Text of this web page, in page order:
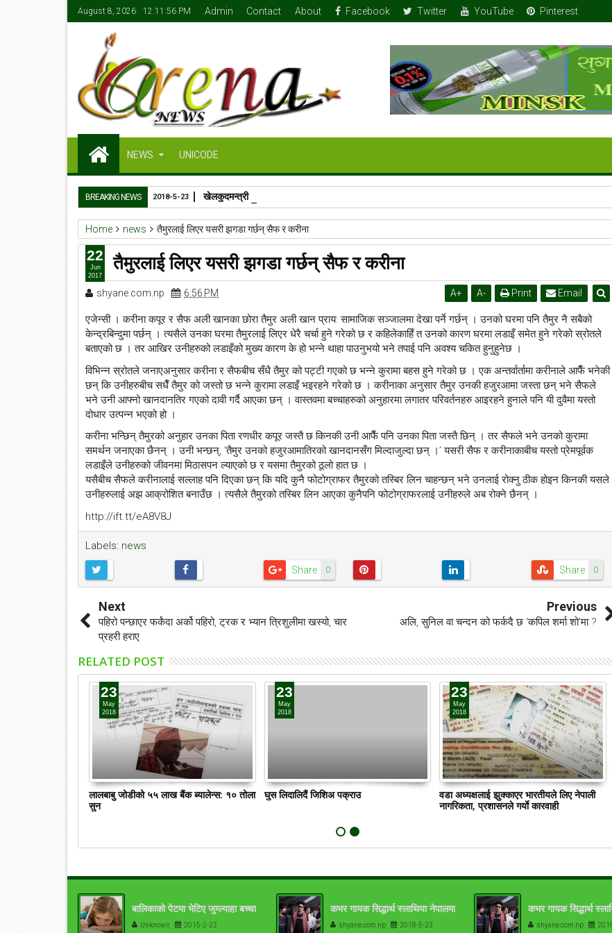
August 8, 2026 12:11:57 PM Admin Contact About Facebook Twitter YouTube Pinterest
NEWS UNICODE
BREAKING NEWS खेलकुदमन्त्री जेबी सुनारको ५० तोला सुन
2018-5-23
Home news तैमुरलाई लिएर यसरी झगडा गर्छन् सैफ र करीना
तैमुरलाई लिएर यसरी झगडा गर्छन् सैफ र करीना
shyane.com.np 6:56 PM A+ A- Print Email
एजेन्सी । करीना कपूर र सैफ अली खानका छोरा तैमुर अली खान प्राय: सामाजिक सञ्जालमा देखा पर्ने गर्छन् । उनको घरमा पनि तैमुर नै सबैको
केन्द्रबिन्दुमा पर्छन् । त्यसैले उनका घरमा तैमुरलाई लिएर धेरै चर्चा हुने गरेको छ र कहिलेकाहिँ त उनको कारण घरमा लडाइँ समेत हुने गरेको स्रोतले
बताएको छ । तर आखिर उनीहरुको लडाइँको मुख्य कारण के हो भन्ने थाहा पाउनुभयो भने तपाई पनि अवश्य चकित हुनुहुनेछ ।
विभिन्न स्रोतले जनाएअनुसार करीना र सैफबीच सँधै तैमुर को पट्टी गएको छ भन्ने कुरामा बहस हुने गरेको छ । एक अन्तर्वार्तामा करीनाले आफैँ भनेकी
छन् कि उनीहरुबीच सधैँ तैमुर को जस्तो छ भन्ने कुरामा लडाइँ भइरहने गरेको छ । करीनाका अनुसार तैमुर उनकी हजुरआमा जस्ता छन् भने सैफले
भने उनी आफ्नो खानदानतिर गएको दावी गर्दै आएका छन् । वास्तवमा बच्चाहरुको अनुहारमा लगातर परिवर्तनहरु आइरहने हुनाले पनि यी दुवैमा यस्तो
दोधार उत्पन्न भएको हो ।
करीना भन्छिन् तैमुरको अनुहार उनका पिता रणधीर कपूर जस्तै छ किनकी उनी आफैँ पनि उनका पिता जस्तै छिन् । तर सैफले भने उनको कुरामा
समर्थन जनाएका छैनन् । उनी भन्छन्, ‘तैमुर उनको हजुरआमातिरको खानदानसँग मिल्दाजुल्दा छन् ।’ यसरी सैफ र करीनाकाबीच यस्तो प्रेमपूर्वक
लडाइँले उनीहरुको जीवनमा मिठासपन ल्याएको छ र यसमा तैमुरको ठूलो हात छ ।
यसैबीच सैफले करीनालाई सल्लाह पनि दिएका छन् कि यदि कुनै फोटोग्राफर तैमुरको तस्बिर लिन चाहन्छन् भने उनलाई रोक्नु ठीक होइन किनकी यसले
उनीहरुलाई अझ आक्रोशित बनाउँछ । त्यसैले तैमुरको तस्बिर लिन आएका कुनैपनि फोटोग्राफरलाई उनीहरुले अब रोक्ने छैनन् ।
http://ift.tt/eA8V8J
Labels: news
0
Share 0
Share
22
Jun
2017
Next
पहिरो पन्छाएर फर्कंदा अर्को पहिरो, ट्रक र भ्यान त्रिशुलीमा खस्यो, चार
प्रहरी हराए
Previous
अलि, सुनिल वा चन्दन को फर्कदै छ ‘कपिल शर्मा शो’मा ?
RELATED POST
23
May
2018
लालबाबु जोडीको ५५ लाख बैंक ब्यालेन्स: १० तोला
सुन
23
May
2018
घुस लिदालिदैं जिशिअ पक्राउ
23
May
2018
वडा अध्यक्षलाई झुक्काएर भारतीयले लिए नेपाली
नागरिकता, प्रशासनले गर्याे कारवाही
बालिकाको पेटमा भेटिए जुम्ल्याहा बच्चा
Unknown 2015-2-22
कभर गायक सिद्धार्थ स्लाथिया नेपालमा
shyane.com.np 2018-5-23
कभर गायक सिद्धार्थ
shyane.com.np